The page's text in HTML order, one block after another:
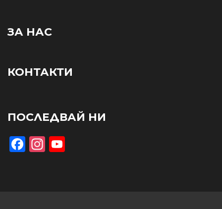
ЗА НАС
КОНТАКТИ
ПОСЛЕДВАЙ НИ
Facebook
Instagram